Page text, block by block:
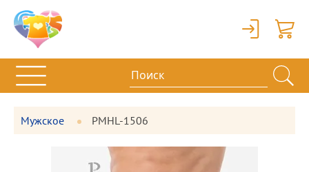
Вход
Мужское PMHL-1506
Фотографии
товара